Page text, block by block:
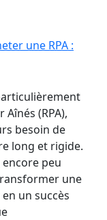
une RPA :
(RPA),
besoin de
long et rigide.
peu
une
un succès